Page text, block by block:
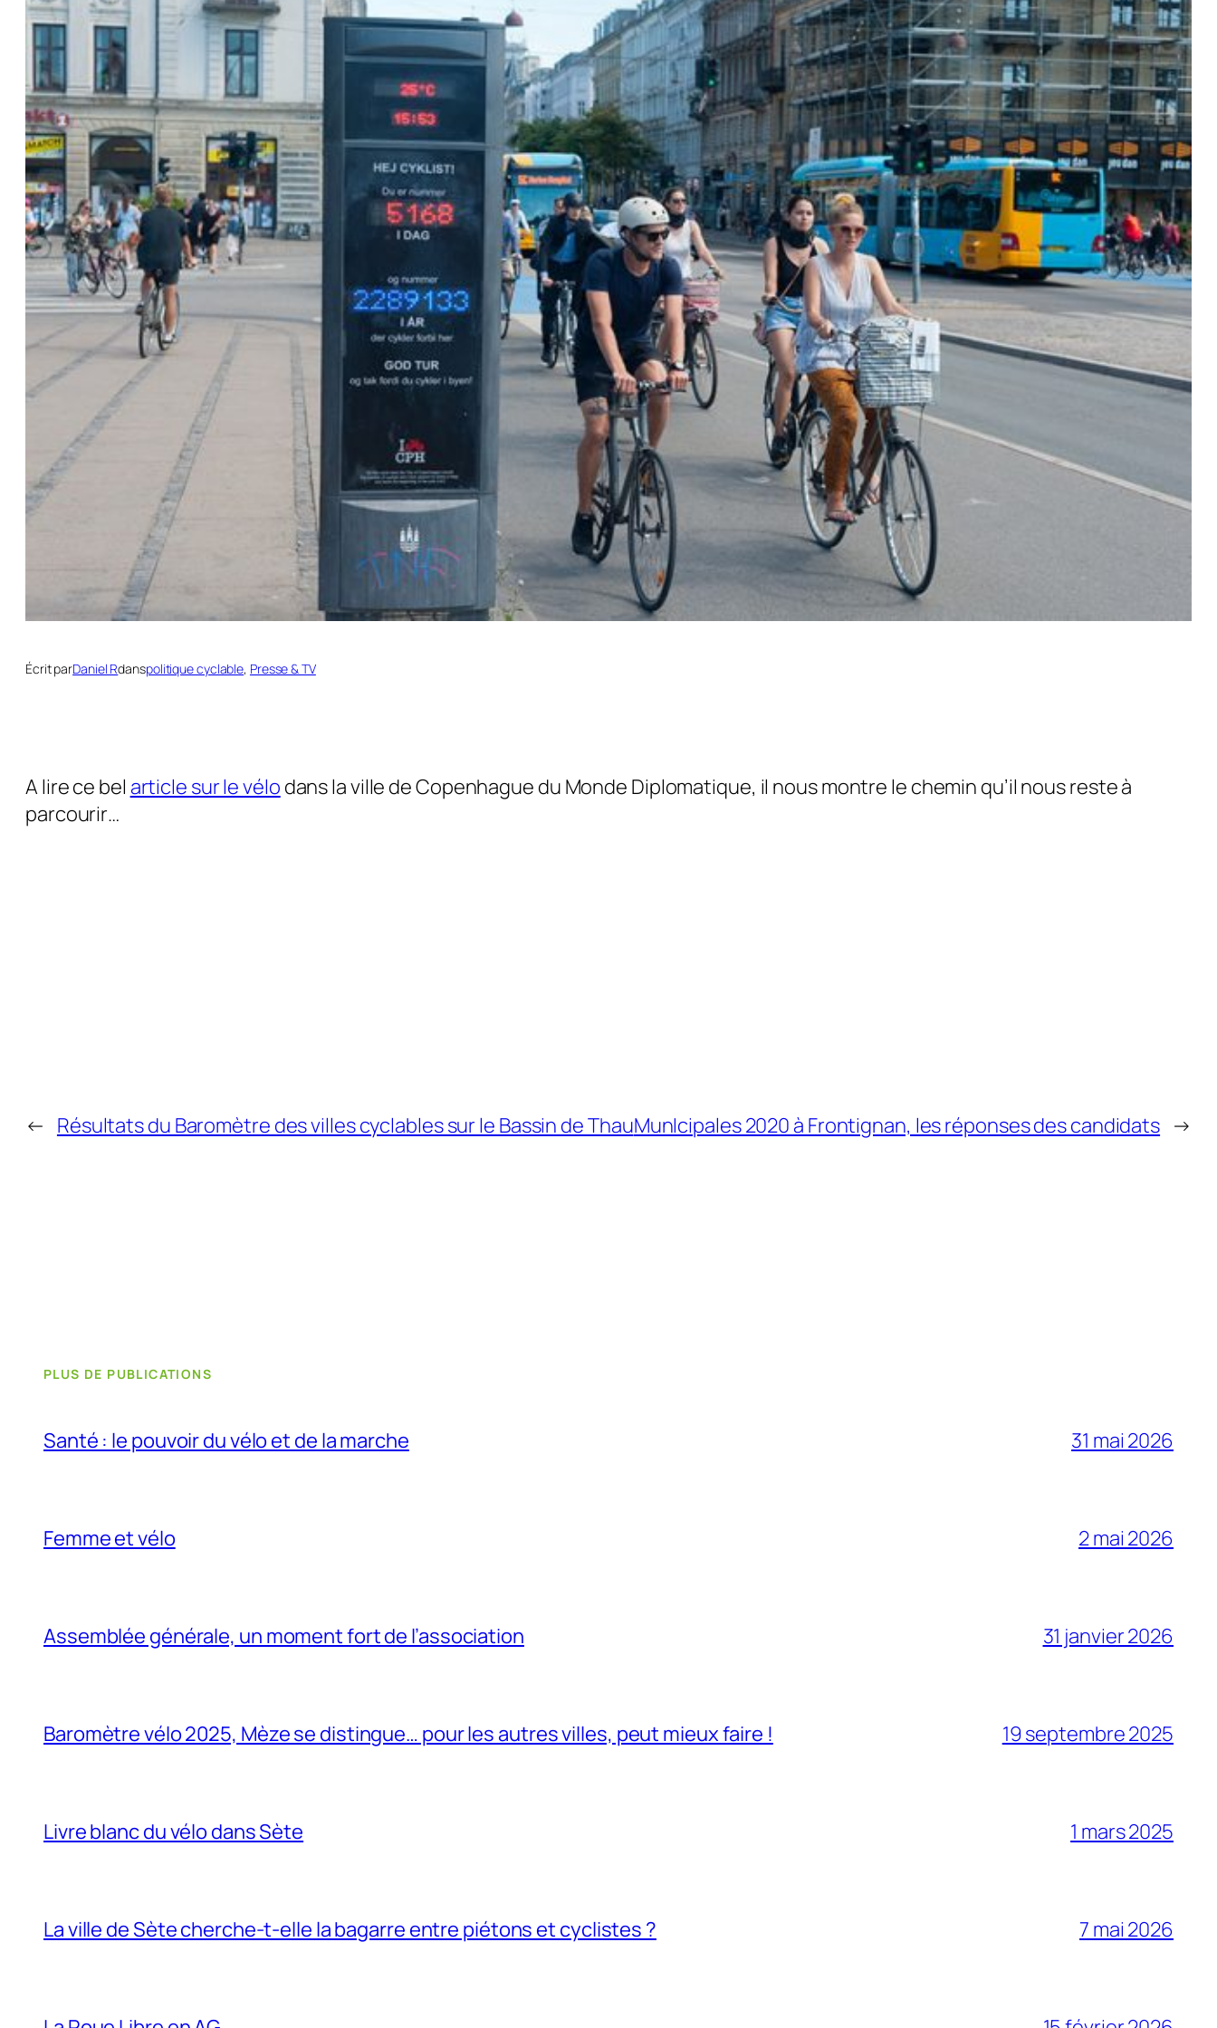
Écrit parDaniel Rdanspolitique cyclable, Presse & TV
A lire ce bel article sur le vélo dans la ville de Copenhague du Monde Diplomatique, il nous montre le chemin qu’il nous reste à
parcourir…
← Résultats du Baromètre des villes cyclables sur le Bassin de ThauMunIcipales 2020 à Frontignan, les réponses des candidats →
PLUS DE PUBLICATIONS
Santé : le pouvoir du vélo et de la marche 31 mai 2026
Femme et vélo 2 mai 2026
Assemblée générale, un moment fort de l’association 31 janvier 2026
Baromètre vélo 2025, Mèze se distingue… pour les autres villes, peut mieux faire ! 19 septembre 2025
Livre blanc du vélo dans Sète 1 mars 2025
La ville de Sète cherche-t-elle la bagarre entre piétons et cyclistes ? 7 mai 2026